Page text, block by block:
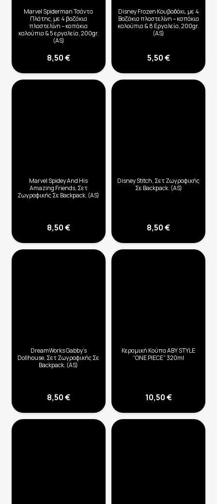
Marvel Spiderman Τσάντα
Πλάτης, με 4 βαζάκια
πλαστελίνη – καπάκια
καλούπια & 5 εργαλεία, 200gr.
(AS)
8,50€
Disney Frozen Κουβαδάκι, με 4
Βαζάκια πλαστελίνη – καπάκια
καλούπια & 8 Εργαλεία, 200gr.
(AS)
5,50€
Marvel Spidey And His
Amazing Friends, Σετ
Ζωγραφικής Σε Backpack. (AS)
8,50€
Disney Stitch, Σετ Ζωγραφικής
Σε Backpack. (AS)
8,50€
DreamWorks Gabby’s
Dollhouse, Σετ Ζωγραφικής Σε
Backpack. (AS)
8,50€
Κεραμική Κούπα ABY STYLE
“ONE PIECE” 320ml
10,50€